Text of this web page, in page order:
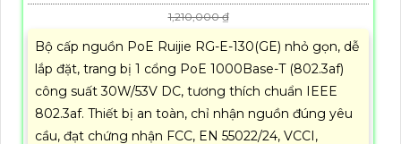
1,210,000 ₫
Bộ cấp nguồn PoE Ruijie RG-E-130(GE) nhỏ gọn, dễ
lắp đặt, trang bị 1 cổng PoE 1000Base-T (802.3af)
công suất 30W/53V DC, tương thích chuẩn IEEE
802.3af. Thiết bị an toàn, chỉ nhận nguồn đúng yêu
cầu, đạt chứng nhận FCC, EN 55022/24, VCCI,